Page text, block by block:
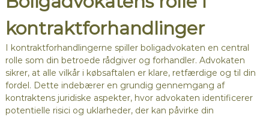
kontraktforhandlinger
I kontraktforhandlingerne spiller boligadvokaten en central
rolle som din betroede rådgiver og forhandler. Advokaten
sikrer, at alle vilkår i købsaftalen er klare, retfærdige og til din
fordel. Dette indebærer en grundig gennemgang af
kontraktens juridiske aspekter, hvor advokaten identificerer
potentielle risici og uklarheder, der kan påvirke din